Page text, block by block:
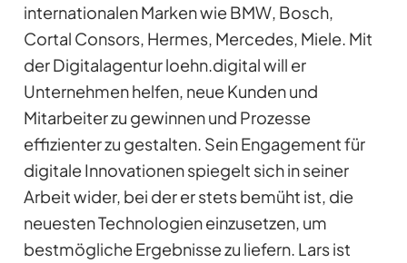
internationalen Marken wie BMW, Bosch,
Cortal Consors, Hermes, Mercedes, Miele. Mit
der Digitalagentur loehn.digital will er
Unternehmen helfen, neue Kunden und
Mitarbeiter zu gewinnen und Prozesse
effizienter zu gestalten. Sein Engagement für
digitale Innovationen spiegelt sich in seiner
Arbeit wider, bei der er stets bemüht ist, die
neuesten Technologien einzusetzen, um
bestmögliche Ergebnisse zu liefern. Lars ist